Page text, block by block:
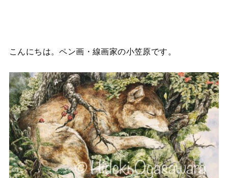
こんにちは。ペン画・線画家の小笠原です。